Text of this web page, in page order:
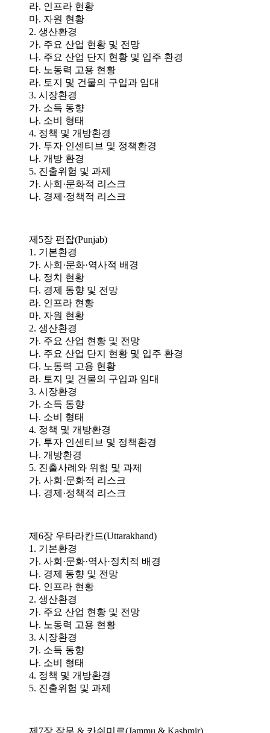
라. 인프라 현황
마. 자원 현황
2. 생산환경
가. 주요 산업 현황 및 전망
나. 주요 산업 단지 현황 및 입주 환경
다. 노동력 고용 현황
라. 토지 및 건물의 구입과 임대
3. 시장환경
가. 소득 동향
나. 소비 형태
4. 정책 및 개방환경
가. 투자 인센티브 및 정책환경
나. 개방 환경
5. 진출위험 및 과제
가. 사회·문화적 리스크
나. 경제·정책적 리스크
제5장 펀잡(Punjab)
1. 기본환경
가. 사회·문화·역사적 배경
나. 정치 현황
다. 경제 동향 및 전망
라. 인프라 현황
마. 자원 현황
2. 생산환경
가. 주요 산업 현황 및 전망
나. 주요 산업 단지 현황 및 입주 환경
다. 노동력 고용 현황
라. 토지 및 건물의 구입과 임대
3. 시장환경
가. 소득 동향
나. 소비 형태
4. 정책 및 개방환경
가. 투자 인센티브 및 정책환경
나. 개방환경
5. 진출사례와 위험 및 과제
가. 사회·문화적 리스크
나. 경제·정책적 리스크
제6장 우타라칸드(Uttarakhand)
1. 기본환경
가. 사회·문화·역사·정치적 배경
나. 경제 동향 및 전망
다. 인프라 현황
2. 생산환경
가. 주요 산업 현황 및 전망
나. 노동력 고용 현황
3. 시장환경
가. 소득 동향
나. 소비 형태
4. 정책 및 개방환경
5. 진출위험 및 과제
제7장 잠무 & 카쉬미르(Jammu & Kashmir)